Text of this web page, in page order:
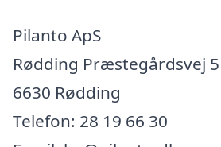
Pilanto ApS
Rødding Præstegårdsvej 5
6630 Rødding
Telefon: 28 19 66 30